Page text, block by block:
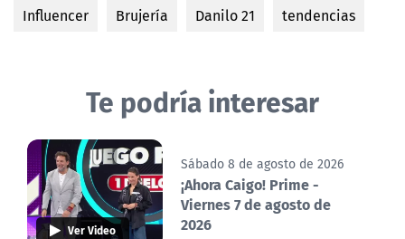
Influencer Brujería Danilo 21 tendencias
Te podría interesar
Ver Video
Sábado 8 de agosto de 2026
¡Ahora Caigo! Prime -
Viernes 7 de agosto de
2026